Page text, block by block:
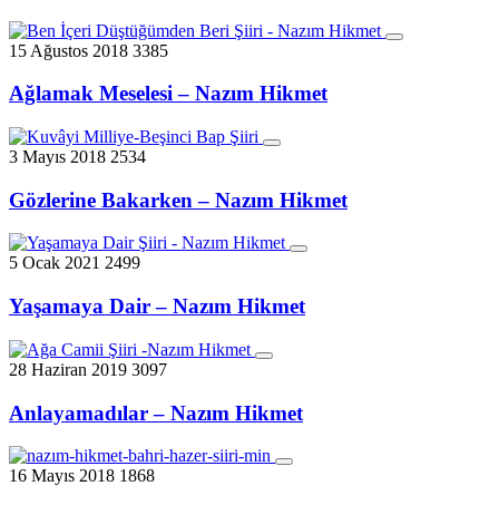
15 Ağustos 2018 3385
Ağlamak Meselesi – Nazım Hikmet
3 Mayıs 2018 2534
Gözlerine Bakarken – Nazım Hikmet
5 Ocak 2021 2499
Yaşamaya Dair – Nazım Hikmet
28 Haziran 2019 3097
Anlayamadılar – Nazım Hikmet
16 Mayıs 2018 1868